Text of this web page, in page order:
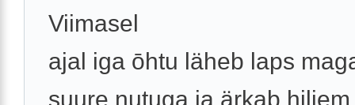
Viimasel
ajal iga ōhtu läheb laps
suure nutuga ja ärkab